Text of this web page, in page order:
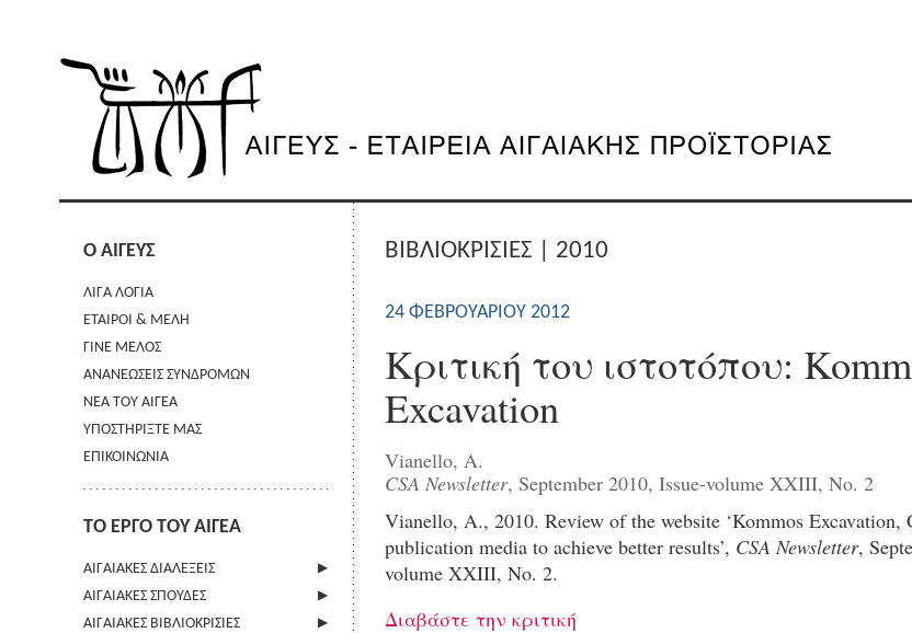
Ο ΑΙΓΕΥΣ
ΛΙΓΑ ΛΟΓΙΑ
ΕΤΑΙΡΟΙ & ΜΕΛΗ
ΓΙΝΕ ΜΕΛΟΣ
ΑΝΑΝΕΩΣΕΙΣ ΣΥΝΔΡΟΜΩΝ
ΝΕΑ ΤΟΥ ΑΙΓΕΑ
ΥΠΟΣΤΗΡΙΞΤΕ ΜΑΣ
ΕΠΙΚΟΙΝΩΝΙΑ
ΤΟ ΕΡΓΟ ΤΟΥ ΑΙΓΕΑ
ΑΙΓΑΙΑΚΕΣ ΔΙΑΛΕΞΕΙΣ
ΠΛΗΡΟΦΟΡΙΕΣ
ΑΙΓΑΙΑΚΕΣ ΣΠΟΥΔΕΣ
ΠΛΗΡΟΦΟΡΙΕΣ
ΑΙΓΑΙΑΚΕΣ ΒΙΒΛΙΟΚΡΙΣΙΕΣ
ΒΙΒΛΙΟΚΡΙΣΙΕΣ | 2010
24 ΦΕΒΡΟΥΑΡΊΟΥ 2012
Κριτική του ιστοτόπου:
Excavation
Vianello, A.
CSA Newsletter, September 2010, Issue-volume XXIII, No. 2
Vianello, A., 2010. Review of the website ‘Kommos Excavation,
publication media to achieve better results’, CSA Newsletter,
volume XXIII, No. 2.
Διαβάστε την κριτική